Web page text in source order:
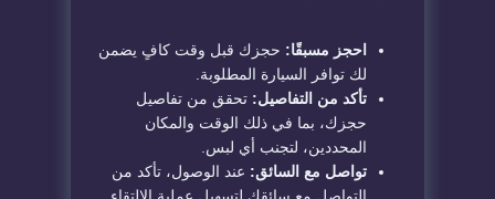
احجز مسبقًا: حجزك قبل وقت كافٍ يضمن
لك توافر السيارة المطلوبة.
تأكد من التفاصيل: تحقق من تفاصيل
حجزك، بما في ذلك الوقت والمكان
المحددين، لتجنب أي لبس.
تواصل مع السائق: عند الوصول، تأكد من
التواصل مع سائقك لتسهيل عملية الالتقاء.